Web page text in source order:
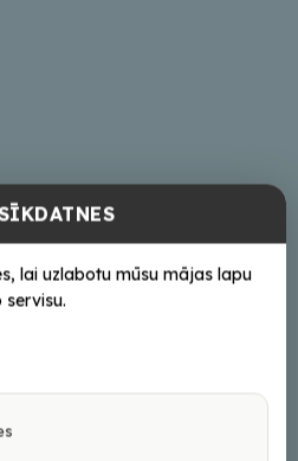
oktobris)
lai uzlabotu mūsu mājas lapu